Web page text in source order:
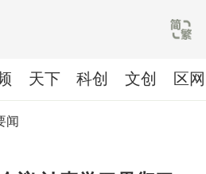
闻
天下 科创 文创 区网